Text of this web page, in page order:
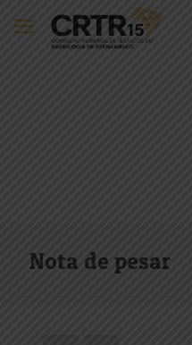
Nota de pesar